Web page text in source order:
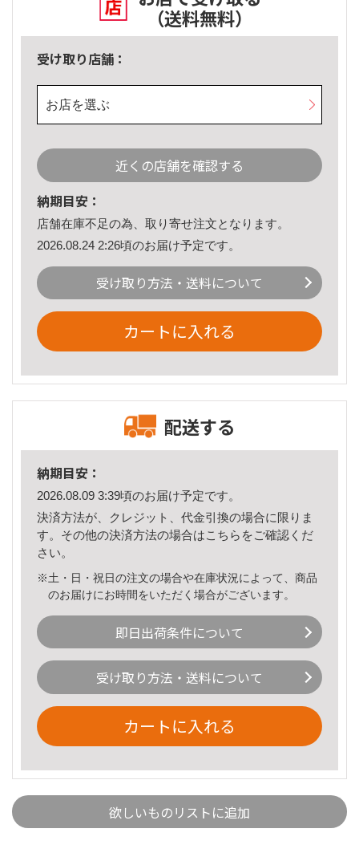
（送料無料）
受け取り店舗：
お店を選ぶ
近くの店舗を確認する
納期目安：
店舗在庫不足の為、取り寄せ注文となります。
2026.08.24 2:26頃のお届け予定です。
受け取り方法・送料について
カートに入れる
配送する
納期目安：
2026.08.09 3:39頃のお届け予定です。
決済方法が、クレジット、代金引換の場合に限りま
す。その他の決済方法の場合はこちら をご確認くだ
さい。
※土・日・祝日の注文の場合や在庫状況によって、商品
のお届けにお時間をいただく場合がございます。
即日出荷条件について
受け取り方法・送料について
カートに入れる
欲しいものリストに追加